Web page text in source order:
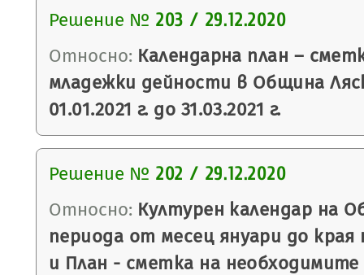
Решение № 203 / 29.12.2020
Относно: Календарна план –
младежки дейности в Община
01.01.2021 г. до 31.03.2021 г.
Решение № 202 / 29.12.2020
Относно: Културен календар на
периода от месец януари до края
и План - сметка на необходимите